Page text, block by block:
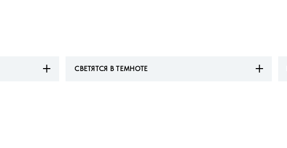
СВЕТЯТСЯ В ТЕМНОТЕ